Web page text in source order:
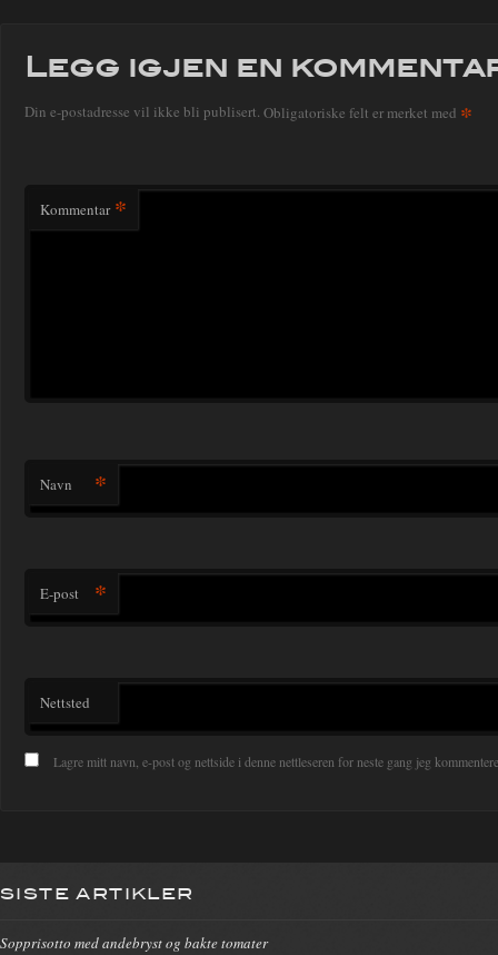
Legg igjen en
Din e-postadresse vil ikke bli publisert. Obligatoriske felt er merket med *
Kommentar *
Navn *
E-post *
Nettsted
Lagre mitt navn, e-post og nettside i denne nettleseren for neste gang jeg
SISTE ARTIKLER
Sopprisotto med andebryst og bakte tomater